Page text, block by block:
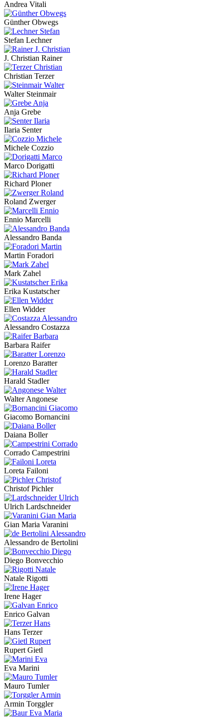
Andrea Vitali
Günther Obwegs
Stefan Lechner
J. Christian Rainer
Christian Terzer
Walter Steinmair
Anja Grebe
Ilaria Senter
Michele Cozzio
Marco Dorigatti
Richard Ploner
Roland Zwerger
Ennio Marcelli
Alessandro Banda
Martin Foradori
Mark Zahel
Erika Kustatscher
Ellen Widder
Alessandro Costazza
Barbara Raifer
Lorenzo Baratter
Harald Stadler
Walter Angonese
Giacomo Bornancini
Daiana Boller
Corrado Campestrini
Loreta Failoni
Christof Pichler
Ulrich Lardschneider
Gian Maria Varanini
Alessandro de Bertolini
Diego Bonvecchio
Natale Rigotti
Irene Hager
Enrico Galvan
Hans Terzer
Rupert Gietl
Eva Marini
Mauro Tumler
Armin Torggler